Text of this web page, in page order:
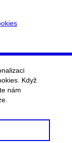
Když
nám